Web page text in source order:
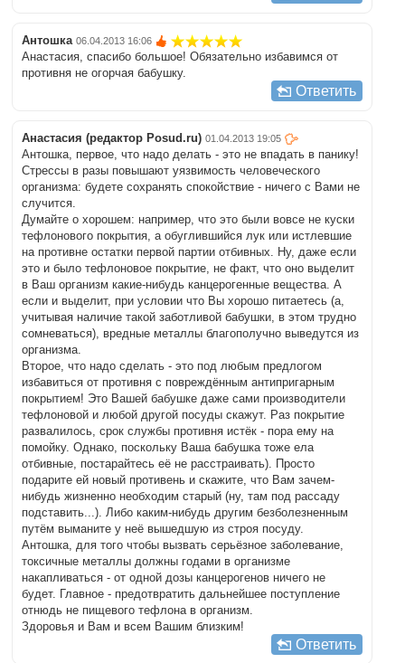
Антошка 06.04.2013 16:06
Анастасия, спасибо большое! Обязательно избавимся от
противня не огорчая бабушку.
Ответить
Анастасия (редактор Posud.ru) 01.04.2013 19:05
Антошка, первое, что надо делать - это не впадать в панику!
Стрессы в разы повышают уязвимость человеческого
организма: будете сохранять спокойствие - ничего с Вами не
случится.
Думайте о хорошем: например, что это были вовсе не куски
тефлонового покрытия, а обуглившийся лук или истлевшие
на противне остатки первой партии отбивных. Ну, даже если
это и было тефлоновое покрытие, не факт, что оно выделит
в Ваш организм какие-нибудь канцерогенные вещества. А
если и выделит, при условии что Вы хорошо питаетесь (а,
учитывая наличие такой заботливой бабушки, в этом трудно
сомневаться), вредные металлы благополучно выведутся из
организма.
Второе, что надо сделать - это под любым предлогом
избавиться от противня с повреждённым антипригарным
покрытием! Это Вашей бабушке даже сами производители
тефлоновой и любой другой посуды скажут. Раз покрытие
развалилось, срок службы противня истёк - пора ему на
помойку. Однако, поскольку Ваша бабушка тоже ела
отбивные, постарайтесь её не расстраивать). Просто
подарите ей новый противень и скажите, что Вам зачем-
нибудь жизненно необходим старый (ну, там под рассаду
подставить...). Либо каким-нибудь другим безболезненным
путём выманите у неё вышедшую из строя посуду.
Антошка, для того чтобы вызвать серьёзное заболевание,
токсичные металлы должны годами в организме
накапливаться - от одной дозы канцерогенов ничего не
будет. Главное - предотвратить дальнейшее поступление
отнюдь не пищевого тефлона в организм.
Здоровья и Вам и всем Вашим близким!
Ответить